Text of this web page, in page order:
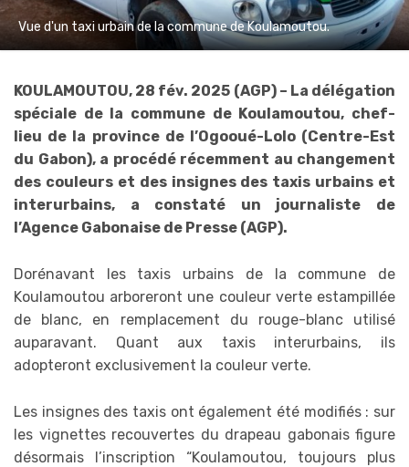
Vue d'un taxi urbain de la commune de Koulamoutou.
KOULAMOUTOU, 28 fév. 2025 (AGP) – La délégation
spéciale de la commune de Koulamoutou, chef-
lieu de la province de l’Ogooué-Lolo (Centre-Est
du Gabon), a procédé récemment au changement
des couleurs et des insignes des taxis urbains et
interurbains, a constaté un journaliste de
l’Agence Gabonaise de Presse (AGP).
Dorénavant les taxis urbains de la commune de
Koulamoutou arboreront une couleur verte estampillée
de blanc, en remplacement du rouge-blanc utilisé
auparavant. Quant aux taxis interurbains, ils
adopteront exclusivement la couleur verte.
Les insignes des taxis ont également été modifiés : sur
les vignettes recouvertes du drapeau gabonais figure
désormais l’inscription “Koulamoutou, toujours plus